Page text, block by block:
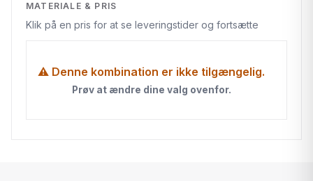
MATERIALE & PRIS
Klik på en pris for at se leveringstider og fortsætte
⚠ Denne kombination er ikke tilgængelig.
Prøv at ændre dine valg ovenfor.